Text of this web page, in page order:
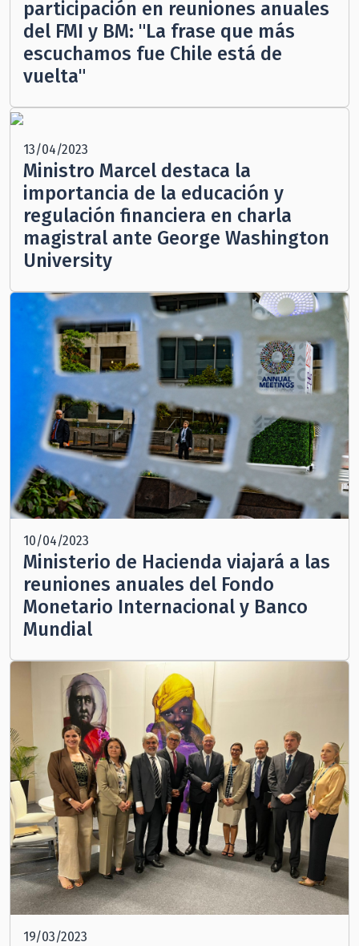
participación en reuniones anuales
del FMI y BM: "La frase que más
escuchamos fue Chile está de
vuelta"
13/04/2023
Ministro Marcel destaca la
importancia de la educación y
regulación financiera en charla
magistral ante George Washington
University
10/04/2023
Ministerio de Hacienda viajará a las
reuniones anuales del Fondo
Monetario Internacional y Banco
Mundial
19/03/2023